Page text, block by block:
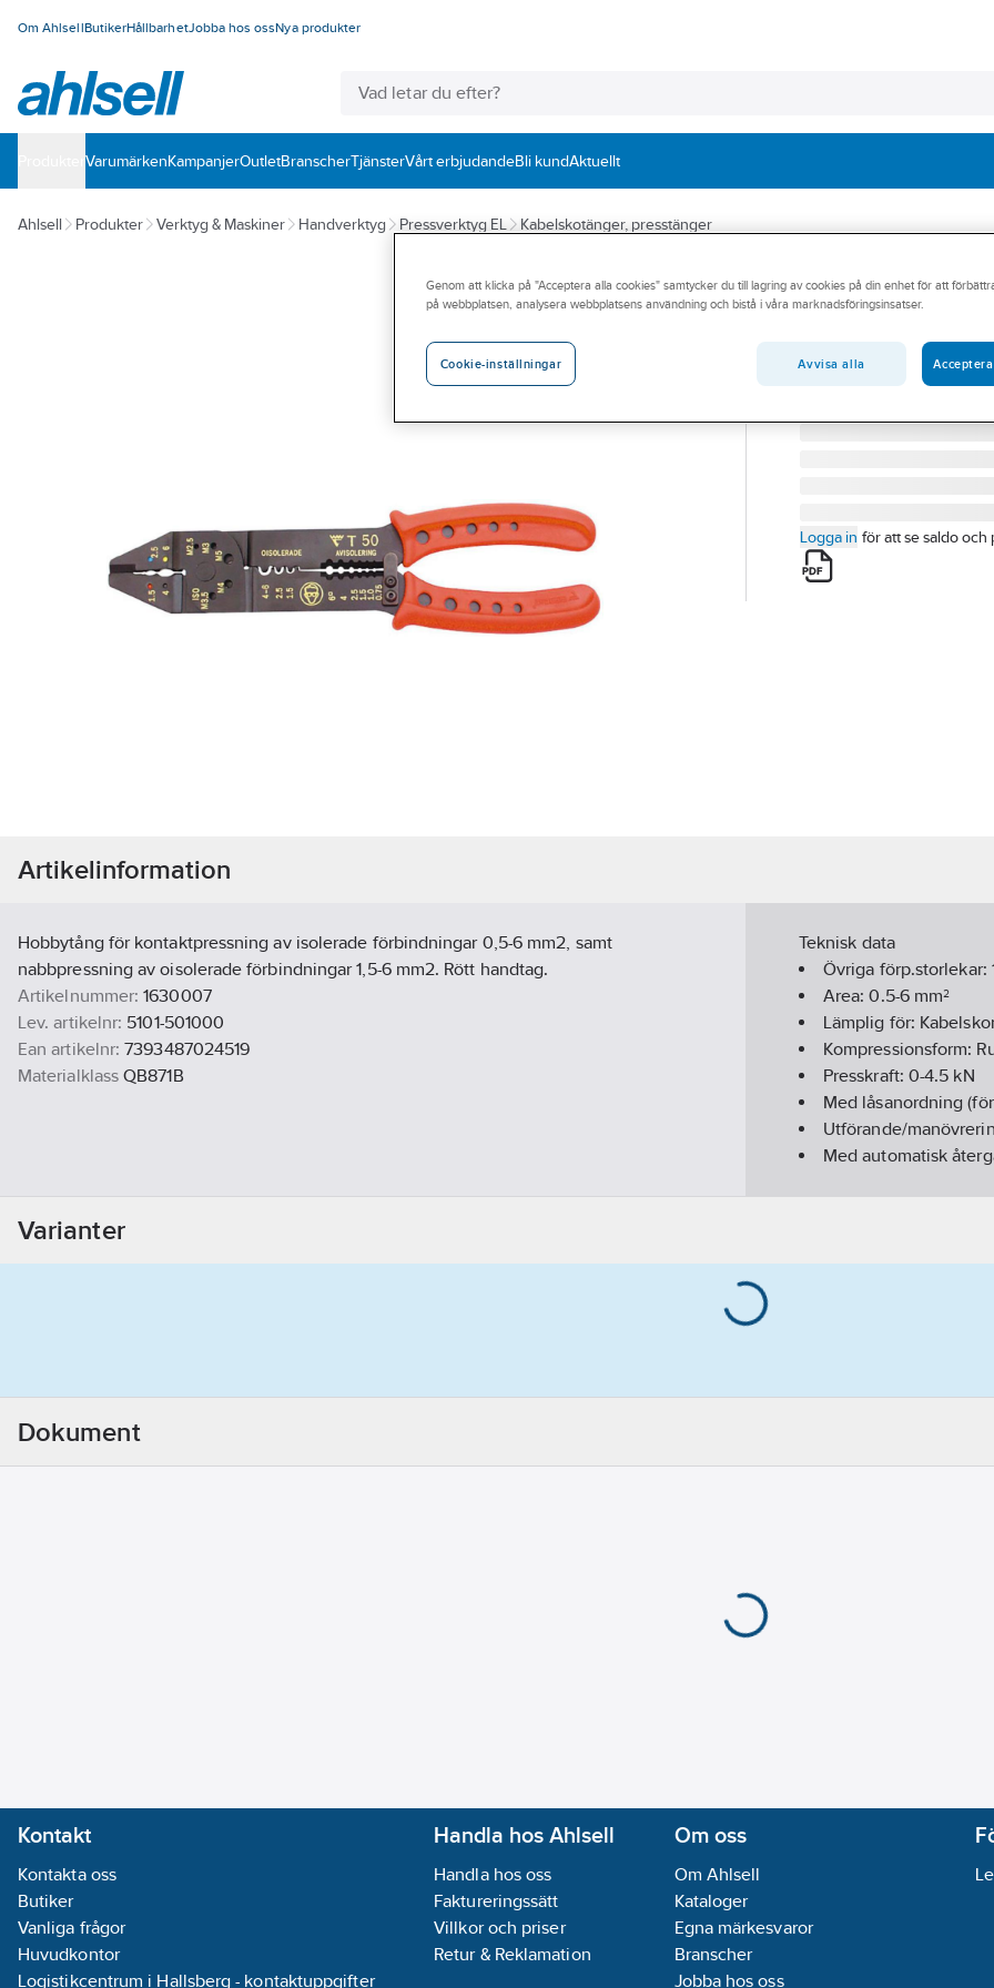
Om AhlsellButikerHållbarhetJobba hos ossNya produkter
VarumärkenKampanjerOutletBranscherTjänsterVårt erbjudandeBli kundAktuellt
Ahlsell Produkter Verktyg & Maskiner Handverktyg Pressverktyg EL Kabelskotänger, presstänger
ELPRESS
Presstång T50
HOBBYTÅNG T50
Artikelnummer:
1630007
5101-501000
Logga in för att se saldo och
Artikelinformation
Hobbytång för kontaktpressning av isolerade förbindningar 0,5-6 mm2, samt
nabbpressning av oisolerade förbindningar 1,5-6 mm2. Rött handtag.
Artikelnummer: 1630007
Lev. artikelnr: 5101-501000
Ean artikelnr: 7393487024519
Materialklass QB871B
Teknisk data
Övriga förp.storlekar:
Area:0.5-6mm²
Lämplig för:
Kompressionsform:
Presskraft: 0-4.5 kN
Med låsanordning
Utförande/
Med automatisk
Vikt:0.2kg
Varianter
Dokument
Kontakt
Kontakta oss
Butiker
Vanliga frågor
Huvudkontor
Logistikcentrum i Hallsberg - kontaktuppgifter
Handla hos Ahlsell
Handla hos oss
Faktureringssätt
Villkor och priser
Retur & Reklamation
Om oss
Om Ahlsell
Kataloger
Egna märkesvaror
Branscher
Jobba hos oss
Genom att klicka på "Acceptera alla cookies" samtycker du till lagring av cookies på din enhet för att
på webbplatsen, analysera webbplatsens användning och bistå i våra marknadsföringsinsatser.
Cookie-inställningar Avvisa alla